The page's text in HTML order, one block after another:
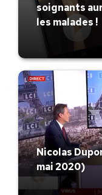
soignants
les malades !
Nicolas
mai 2020)